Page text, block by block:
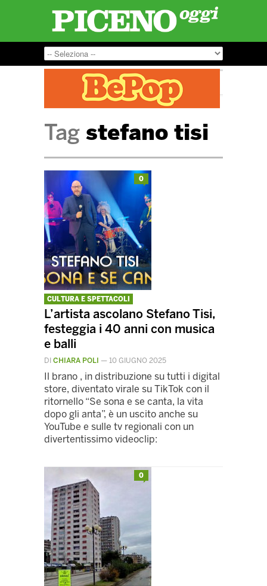
Tag stefano tisi
0
CULTURA E SPETTACOLI
L’artista ascolano Stefano Tisi,
festeggia i 40 anni con musica
e balli
DI CHIARA POLI — 10 GIUGNO 2025
Il brano , in distribuzione su tutti i digital
store, diventato virale su TikTok con il
ritornello “Se sona e se canta, la vita
dopo gli anta”, è un uscito anche su
YouTube e sulle tv regionali con un
divertentissimo videoclip:
0